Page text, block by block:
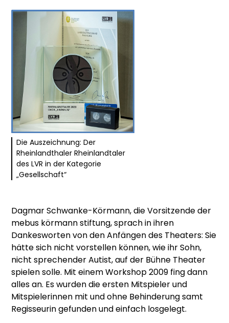
Die Auszeichnung: Der
Rheinlandthaler Rheinlandtaler
des LVR in der Kategorie
„Gesellschaft“
Dagmar Schwanke-Körmann, die Vorsitzende der
mebus körmann stiftung, sprach in ihren
Dankesworten von den Anfängen des Theaters: Sie
hätte sich nicht vorstellen können, wie ihr Sohn,
nicht sprechender Autist, auf der Bühne Theater
spielen solle. Mit einem Workshop 2009 fing dann
alles an. Es wurden die ersten Mitspieler und
Mitspielerinnen mit und ohne Behinderung samt
Regisseurin gefunden und einfach losgelegt.